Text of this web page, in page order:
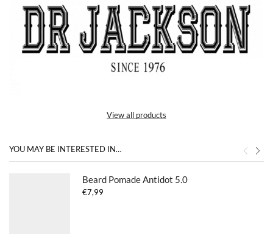
View all products
YOU MAY BE INTERESTED IN…
Beard Pomade Antidot 5.0
€7,99